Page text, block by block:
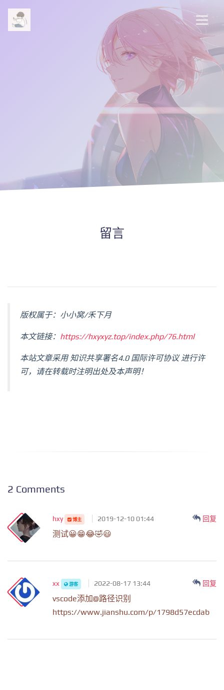
留言
版权属于：小小窝/禾下月
本文链接： https://hxyxyz.top/index.php/76.html
本站文章采用 知识共享署名4.0 国际许可协议 进行许
可，请在转载时注明出处及本声明！
2 Comments
回复
hxy 博主 2019-12-10 01:44
测试😀😁😂🤣😃
回复
xx 游客 2022-08-17 13:44
vscode添加@路径识别
https://www.jianshu.com/p/1798d57ecdab